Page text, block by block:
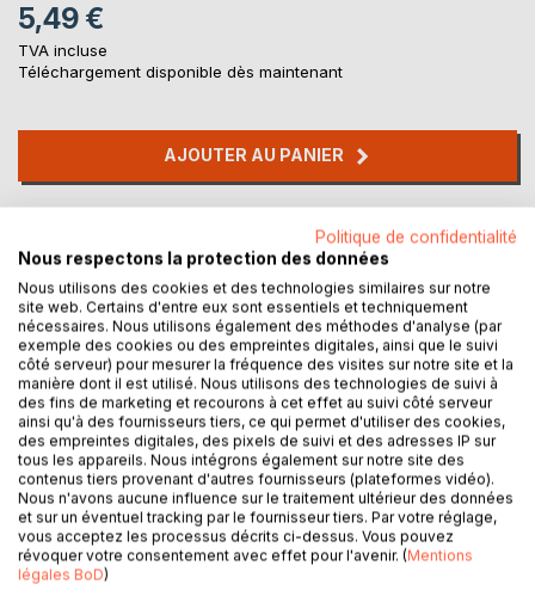
5,49 €
TVA incluse
Téléchargement disponible dès maintenant
AJOUTER AU PANIER
Laisser un avis
DESCRIPTION
Se plaçant résolument dans le cadre d'une pédagogie
positive basée sur l'encouragement, l'auteur décrit dans
l'ouvrage les trois premiers outils pédagogiques qui lui
paraissent nécessaires à sa mise en oeuvre.
Politique de confidentialité
Nous respectons la protection des données
Nous utilisons des cookies et des technologies similaires sur notre
site web. Certains d'entre eux sont essentiels et techniquement
nécessaires. Nous utilisons également des méthodes d'analyse (par
exemple des cookies ou des empreintes digitales, ainsi que le suivi
côté serveur) pour mesurer la fréquence des visites sur notre site et la
manière dont il est utilisé. Nous utilisons des technologies de suivi à
des fins de marketing et recourons à cet effet au suivi côté serveur
ainsi qu'à des fournisseurs tiers, ce qui permet d'utiliser des cookies,
des empreintes digitales, des pixels de suivi et des adresses IP sur
tous les appareils. Nous intégrons également sur notre site des
contenus tiers provenant d'autres fournisseurs (plateformes vidéo).
Nous n'avons aucune influence sur le traitement ultérieur des données
et sur un éventuel tracking par le fournisseur tiers. Par votre réglage,
vous acceptez les processus décrits ci-dessus. Vous pouvez
révoquer votre consentement avec effet pour l'avenir. (Mentions
légales BoD)